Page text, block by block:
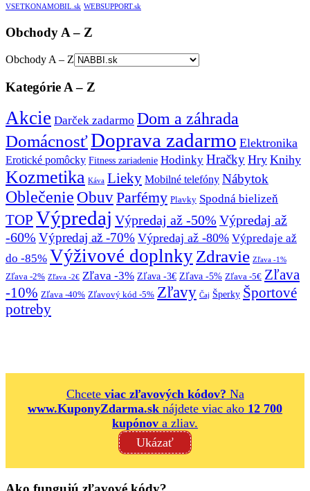
VSETKONAMOBIL.sk WEBSUPPORT.sk
Obchody A – Z
Obchody A – Z
Kategórie A – Z
Akcie Darček zadarmo Dom a záhrada
DomácnosťDoprava zadarmo Elektronika
Erotické pomôcky Fitness zariadenie Hodinky Hračky Hry Knihy
Kozmetika Káva Lieky Mobilné telefóny Nábytok
Oblečenie ObuvParfémy Plavky Spodná bielizeň
TOP Výpredaj Výpredaj až -50% Výpredaj až
-60% Výpredaj až -70% Výpredaj až -80% Výpredaje až
do -85% Výživové doplnkyZdravie Zľava -1%
Zľava -2% Zľava -2€ Zľava -3% Zľava -3€ Zľava -5% Zľava -5€ Zľava
-10% Zľava -40% Zľavový kód -5% Zľavy Čaj Šperky Športové
potreby
Chcete viac zľavových kódov? Na
www.KuponyZdarma.sk nájdete viac ako 12 700
kupónov a zliav.
Ukázať